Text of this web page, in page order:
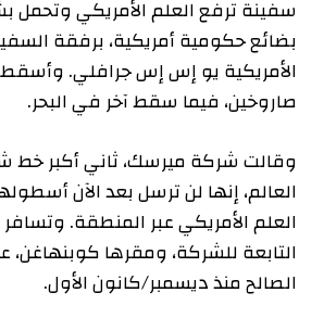
سفينة ترفع العلم الأمريكي
بضائع حكومية أمريكية، برفقة
الأمريكية يو إس إس جرافلي.
صاروخين، فيما سقط آخر في البحر.
وقالت شركة ميرسك، ثاني أكبر خط
العالم، إنها لن ترسل بعد الآن
العلم الأمريكي عبر المنطقة.
التابعة للشركة، ومقرها كوبنهاغن،
الصالح منذ ديسمبر/كانون الأول.